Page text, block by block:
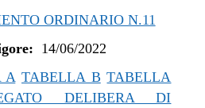
2022ORDINARIO N.11
14/06/2022
A TABELLA B TABELLA
DELIBERA DI